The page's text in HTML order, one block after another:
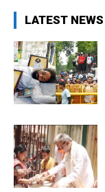
LATEST NEWS